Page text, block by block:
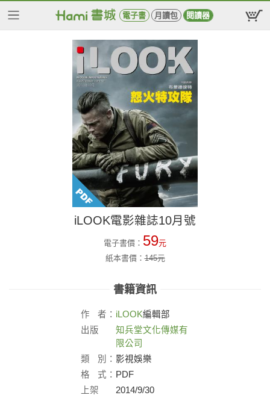
電子書 月讀包 閱讀器
iLOOK電影雜誌10月號
電子書價： 59元
紙本書價：145元
書籍資訊
作 者： iLOOK編輯部
出版
知兵堂文化傳媒有
限公司
類
別： 影視娛樂
格
式： PDF
上架
2014/9/30